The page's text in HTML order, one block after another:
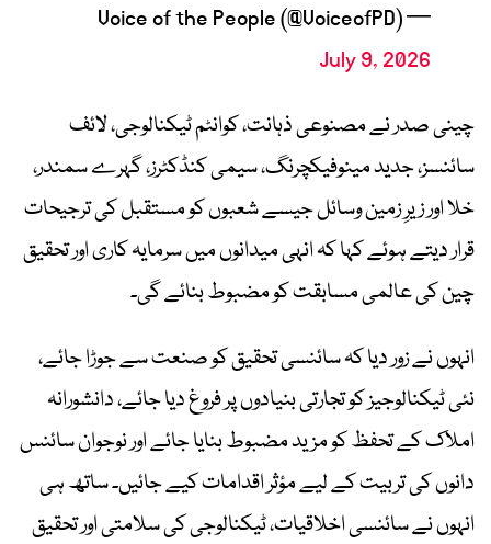
— Voice of the People (@VoiceofPD)
July 9, 2026
چینی صدر نے مصنوعی ذہانت، کوانٹم ٹیکنالوجی، لائف
سائنسز، جدید مینوفیکچرنگ، سیمی کنڈکٹرز، گہرے سمندر،
خلا اور زیرِ زمین وسائل جیسے شعبوں کو مستقبل کی ترجیحات
قرار دیتے ہوئے کہا کہ انہی میدانوں میں سرمایہ کاری اور تحقیق
چین کی عالمی مسابقت کو مضبوط بنائے گی۔
انہوں نے زور دیا کہ سائنسی تحقیق کو صنعت سے جوڑا جائے،
نئی ٹیکنالوجیز کو تجارتی بنیادوں پر فروغ دیا جائے، دانشورانہ
املاک کے تحفظ کو مزید مضبوط بنایا جائے اور نوجوان سائنس
دانوں کی تربیت کے لیے مؤثر اقدامات کیے جائیں۔ ساتھ ہی
انہوں نے سائنسی اخلاقیات، ٹیکنالوجی کی سلامتی اور تحقیق